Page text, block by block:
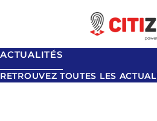
ACTUALITÉS
RETROUVEZ TOUTES LES